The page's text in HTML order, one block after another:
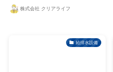
株式会社 クリアライフ
給排水設備